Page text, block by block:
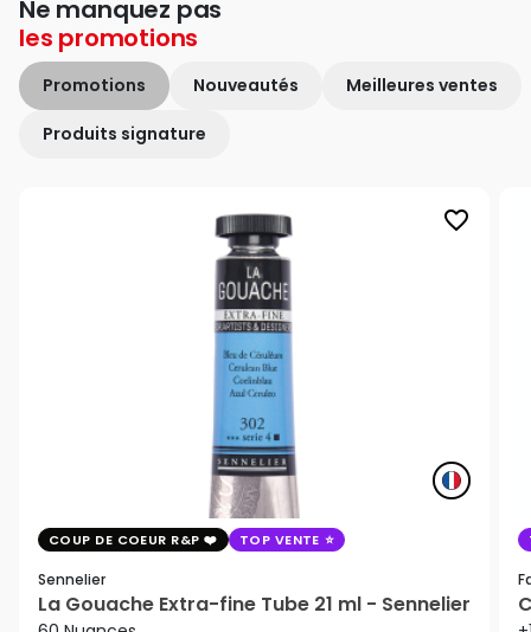
Ne manquez pas
les promotions
Promotions Nouveautés Meilleures ventes
Produits signature
favorite_border
COUP DE COEUR R&P TOP VENTE
Sennelier
La Gouache Extra-fine Tube 21 ml - Sennelier